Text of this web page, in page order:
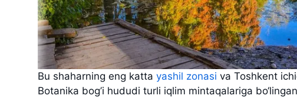
Bu shaharning eng katta yashil zonasi va Toshkent
Botanika bog’i hududi turli iqlim mintaqalariga